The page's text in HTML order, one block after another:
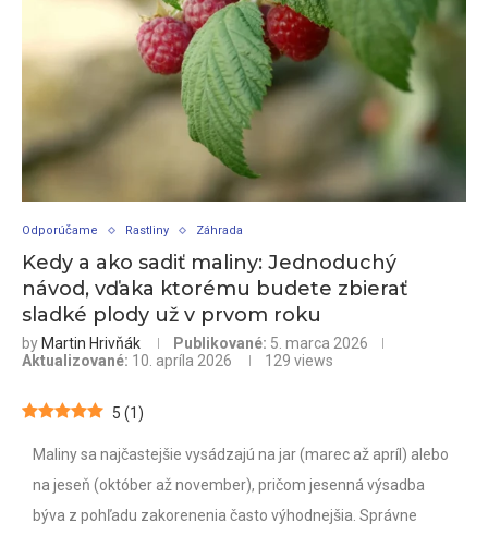
Odporúčame Rastliny Záhrada
Kedy a ako sadiť maliny: Jednoduchý
návod, vďaka ktorému budete zbierať
sladké plody už v prvom roku
by Martin Hrivňák Publikované: 5. marca 2026
Aktualizované: 10. apríla 2026 129 views
5 (1)
Maliny sa najčastejšie vysádzajú na jar (marec až apríl) alebo
na jeseň (október až november), pričom jesenná výsadba
býva z pohľadu zakorenenia často výhodnejšia. Správne